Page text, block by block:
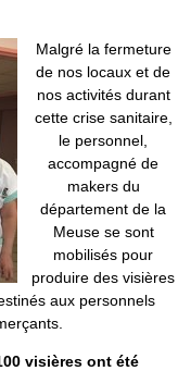
Malgré la fermeture
de nos locaux et de
nos activités durant
cette crise sanitaire,
le personnel,
accompagné de
makers du
département de la
Meuse se sont
mobilisés pour
produire des visières
aux personnels
visières ont été